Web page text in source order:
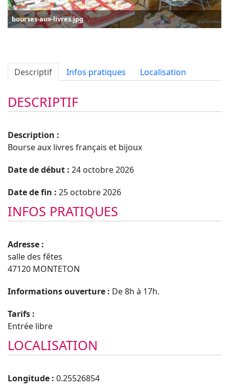
bourses-aux-livres.jpg
Descriptif Infos pratiques Localisation
DESCRIPTIF
Description :
Bourse aux livres français et bijoux
Date de début : 24 octobre 2026
Date de fin : 25 octobre 2026
INFOS PRATIQUES
Adresse :
salle des fêtes
47120 MONTETON
Informations ouverture : De 8h à 17h.
Tarifs :
Entrée libre
LOCALISATION
Longitude : 0.25526854